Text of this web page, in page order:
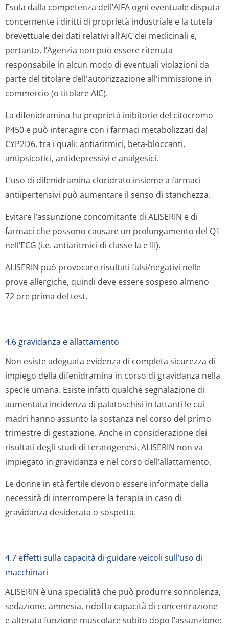
Esula dalla competenza dell’AIFA ogni eventuale disputa
concernente i diritti di proprietà industriale e la tutela
brevettuale dei dati relativi all’AIC dei medicinali e,
pertanto, l’Agenzia non può essere ritenuta
responsabile in alcun modo di eventuali violazioni da
parte del titolare dell'autorizzazione all'immissione in
commercio (o titolare AIC).
La difenidramina ha proprietà inibitorie del citocromo
P450 e può interagire con i farmaci metabolizzati dal
CYP2D6, tra i quali: antiaritmici, beta-bloccanti,
antipsicotici, antidepressivi e analgesici.
L’uso di difenidramina cloridrato insieme a farmaci
antiipertensivi può aumentare il senso di stanchezza.
Evitare l’assunzione concomitante di ALISERIN e di
farmaci che possono causare un prolungamento del QT
nell’ECG (i.e. antiaritmici di classe Ia e III).
ALISERIN può provocare risultati falsi/negativi nelle
prove allergiche, quindi deve essere sospeso almeno
72 ore prima del test.
4.6 gravidanza e allattamento
Non esiste adeguata evidenza di completa sicurezza di
impiego della difenidramina in corso di gravidanza nella
specie umana. Esiste infatti qualche segnalazione di
aumentata incidenza di palatoschisi in lattanti le cui
madri hanno assunto la sostanza nel corso del primo
trimestre di gestazione. Anche in considerazione dei
risultati degli studi di teratogenesi, ALISERIN non va
impiegato in gravidanza e nel corso dell’allattamento.
Le donne in età fertile devono essere informate della
necessità di interrompere la terapia in caso di
gravidanza desiderata o sospetta.
4.7 effetti sulla capacità di guidare veicoli sull’uso di
macchinari
ALISERIN è una specialità che può produrre sonnolenza,
sedazione, amnesia, ridotta capacità di concentrazione
e alterata funzione muscolare subito dopo l’assunzione: